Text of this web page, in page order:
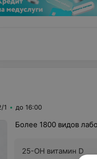
1 до 16:00
Более 1800 видов
25-ОН витамин D